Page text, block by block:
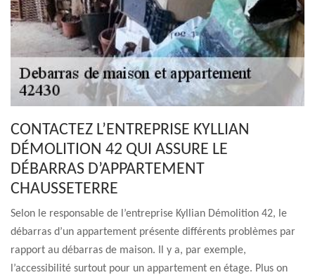
CONTACTEZ L’ENTREPRISE KYLLIAN
DÉMOLITION 42 QUI ASSURE LE
DÉBARRAS D’APPARTEMENT
CHAUSSETERRE
Selon le responsable de l’entreprise Kyllian Démolition 42, le
débarras d’un appartement présente différents problèmes par
rapport au débarras de maison. Il y a, par exemple,
l’accessibilité surtout pour un appartement en étage. Plus on